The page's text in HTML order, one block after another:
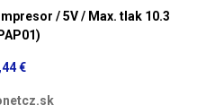
/ 5V / Max. tlak 10.3
€